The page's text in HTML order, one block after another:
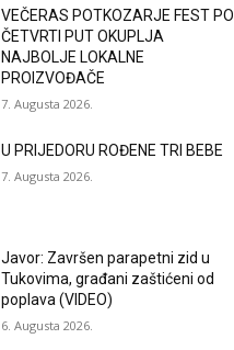
VEČERAS POTKOZARJE FEST PO
ČETVRTI PUT OKUPLJA
NAJBOLJE LOKALNE
PROIZVOĐAČE
7. Augusta 2026.
U PRIJEDORU ROĐENE TRI BEBE
7. Augusta 2026.
Javor: Završen parapetni zid u
Tukovima, građani zaštićeni od
poplava (VIDEO)
6. Augusta 2026.